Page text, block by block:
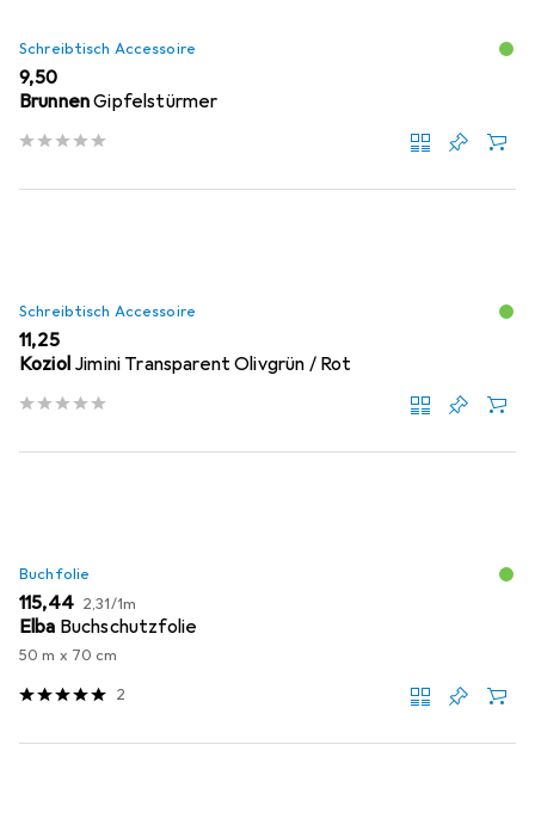
Schreibtisch Accessoire
EUR
9,50
BrunnenGipfelstürmer
Schreibtisch Accessoire
EUR
11,25
Koziol Jimini Transparent Olivgrün / Rot
Buchfolie
EUR
115,44 EUR
2,31/1m
Elba Buchschutzfolie
50 m x 70 cm
2